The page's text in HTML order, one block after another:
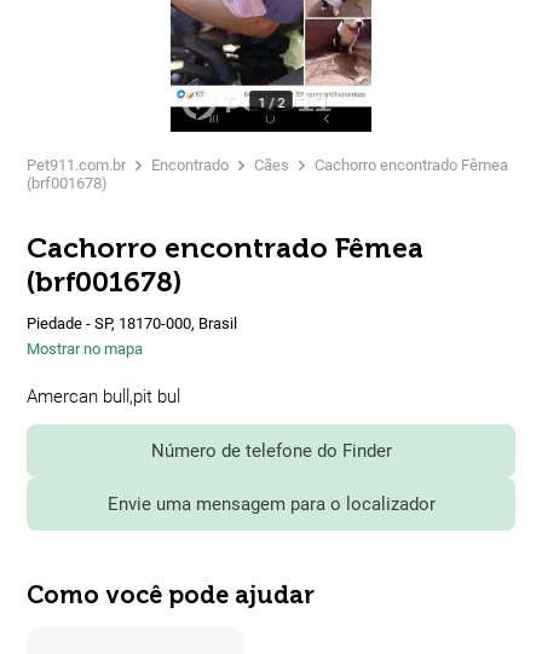
1 /2
Pet911.com.br Encontrado Cães
Cachorro encontrado Fêmea
(brf001678)
Cachorro encontrado Fêmea
(brf001678)
Piedade - SP, 18170-000, Brasil
Mostrar no mapa
Amercan bull,pit bul
Número de telefone do Finder
Envie uma mensagem para o localizador
Como você pode ajudar